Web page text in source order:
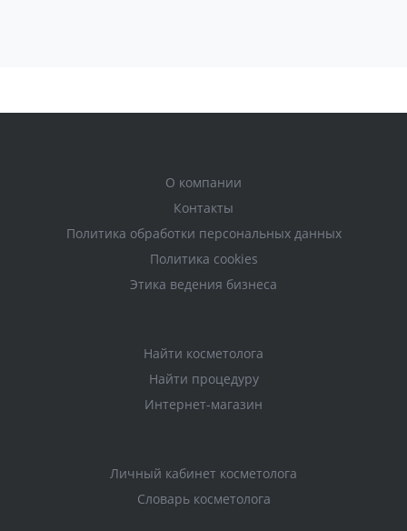
О компании
Контакты
Политика обработки персональных данных
Политика cookies
Этика ведения бизнеса
Найти косметолога
Найти процедуру
Интернет-магазин
Личный кабинет косметолога
Словарь косметолога